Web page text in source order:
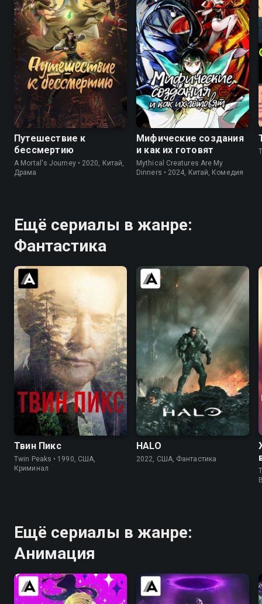
7.9 6.9
Путешествие к
бессмертию
A Mortal's Journey • 2020, Китай,
Драма
7.5
Мифические создания
и как их готовят
Mythical Creatures Are My
Dinners • 2024, Китай, Комедия
Ещё сериалы в жанре:
Фантастика
8.4 8.7
Твин Пикс
Twin Peaks • 1990, США,
Криминал
7.7 7.3
HALO
2022, США, Фантастика
Ещё сериалы в жанре:
Анимация